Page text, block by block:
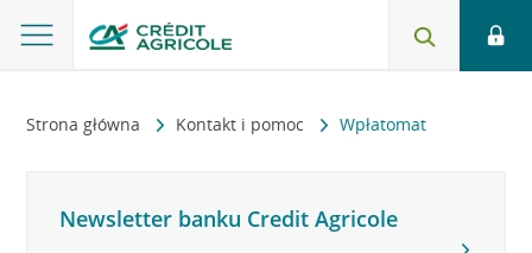
Strona główna Kontakt i pomoc Wpłatomat
Newsletter banku Credit Agricole